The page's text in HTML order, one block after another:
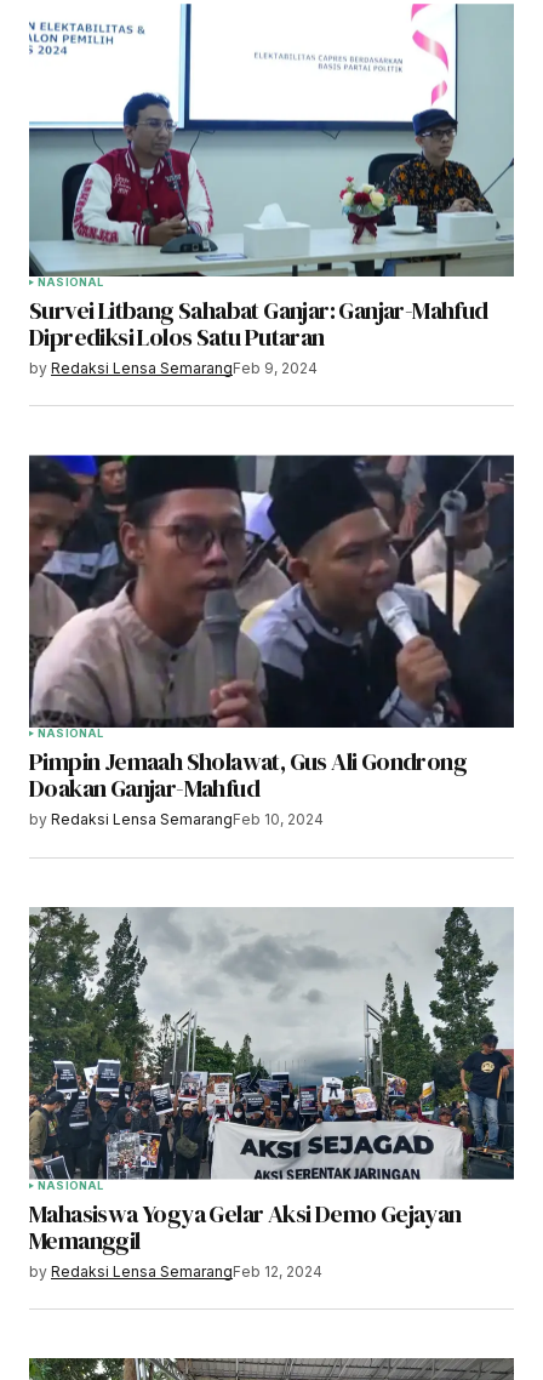
NASIONAL
Survei Litbang Sahabat Ganjar: Ganjar-Mahfud
Diprediksi Lolos Satu Putaran
by Redaksi Lensa SemarangFeb 9, 2024
NASIONAL
Pimpin Jemaah Sholawat, Gus Ali Gondrong
Doakan Ganjar-Mahfud
by Redaksi Lensa SemarangFeb 10, 2024
NASIONAL
Mahasiswa Yogya Gelar Aksi Demo Gejayan
Memanggil
by Redaksi Lensa SemarangFeb 12, 2024